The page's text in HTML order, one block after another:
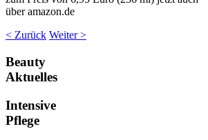
über amazon.de
< Zurück Weiter >
Beauty
Aktuelles
Intensive
Pflege